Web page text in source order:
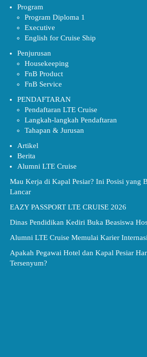
Program
Program Diploma 1
Executive
English for Cruise Ship
Penjurusan
Housekeeping
FnB Product
FnB Service
PENDAFTARAN
Pendaftaran LTE Cruise
Langkah-langkah Pendaftaran
Tahapan & Jurusan
Artikel
Berita
Alumni LTE Cruise
Mau Kerja di Kapal Pesiar? Ini Posisi yang
Lancar
EAZY PASSPORT LTE CRUISE 2026
Dinas Pendidikan Kediri Buka Beasiswa
Alumni LTE Cruise Memulai Karier
Apakah Pegawai Hotel dan Kapal Pesiar
Tersenyum?